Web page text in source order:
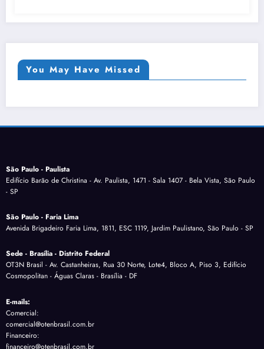
You May Have Missed
São Paulo - Paulista
Edifício Barão de Christina - Av. Paulista, 1471 - Sala 1407 - Bela Vista, São Paulo
- SP
São Paulo - Faria Lima
Avenida Brigadeiro Faria Lima, 1811, ESC 1119, Jardim Paulistano, São Paulo - SP
Sede - Brasília - Distrito Federal
OT3N Brasil - Av. Castanheiras, Rua 30 Norte, Lote4, Bloco A, Piso 3, Edifício
Cosmopolitan - Águas Claras - Brasília - DF
E-mails:
Comercial:
comercial@otenbrasil.com.br
Financeiro:
financeiro@otenbrasil.com.br